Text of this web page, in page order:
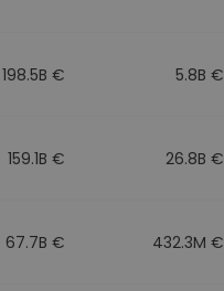
198.5B € 5.8B €
159.1B € 26.8B €
67.7B € 432.3M €